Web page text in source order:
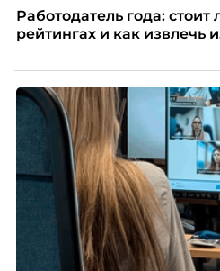
Работодатель года: стоит
рейтингах и как извлечь